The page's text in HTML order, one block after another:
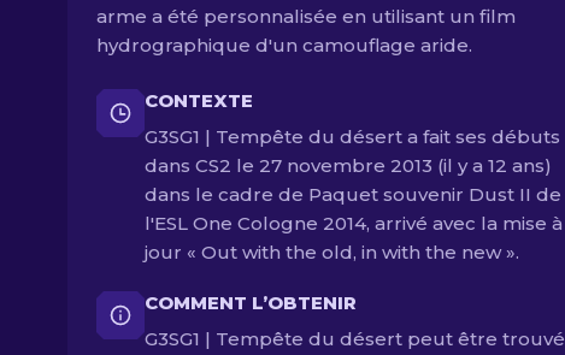
arme a été personnalisée en utilisant un film
hydrographique d'un camouflage aride.
CONTEXTE
G3SG1 | Tempête du désert a fait ses débuts
dans CS2 le 27 novembre 2013 (il y a 12 ans)
dans le cadre de Paquet souvenir Dust II de
l'ESL One Cologne 2014, arrivé avec la mise à
jour « Out with the old, in with the new ».
COMMENT L’OBTENIR
G3SG1 | Tempête du désert peut être trouvé